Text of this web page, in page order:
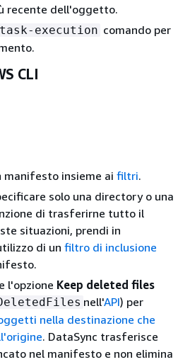
recente dell'oggetto.
execution comando per
CLI
manifesto insieme ai filtri.
solo una directory o una
di trasferirne tutto il
situazioni, prendi in
di un filtro di inclusione
l'opzione Keep deleted files
nell'API) per
nella destinazione che
. DataSync trasferisce
nel manifesto e non elimina